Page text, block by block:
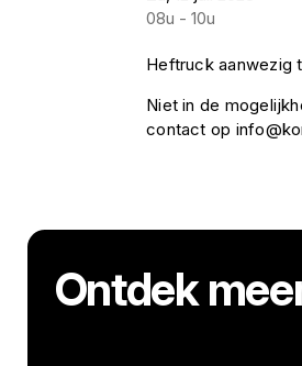
08u - 10u
Heftruck aanwezig
Niet in de
contact op
Ontdek